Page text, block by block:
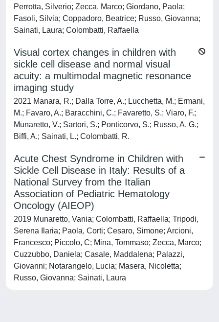
Perrotta, Silverio; Zecca, Marco; Giordano, Paola;
Fasoli, Silvia; Coppadoro, Beatrice; Russo, Giovanna;
Sainati, Laura; Colombatti, Raffaella
Visual cortex changes in children with
sickle cell disease and normal visual
acuity: a multimodal magnetic resonance
imaging study
2021 Manara, R.; Dalla Torre, A.; Lucchetta, M.; Ermani,
M.; Favaro, A.; Baracchini, C.; Favaretto, S.; Viaro, F.;
Munaretto, V.; Sartori, S.; Ponticorvo, S.; Russo, A. G.;
Biffi, A.; Sainati, L.; Colombatti, R.
Acute Chest Syndrome in Children with
Sickle Cell Disease in Italy: Results of a
National Survey from the Italian
Association of Pediatric Hematology
Oncology (AIEOP)
2019 Munaretto, Vania; Colombatti, Raffaella; Tripodi,
Serena Ilaria; Paola, Corti; Cesaro, Simone; Arcioni,
Francesco; Piccolo, C; Mina, Tommaso; Zecca, Marco;
Cuzzubbo, Daniela; Casale, Maddalena; Palazzi,
Giovanni; Notarangelo, Lucia; Masera, Nicoletta;
Russo, Giovanna; Sainati, Laura